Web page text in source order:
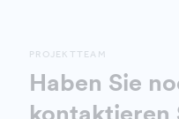
PROJEKTTEAM
Haben Sie
kontaktieren